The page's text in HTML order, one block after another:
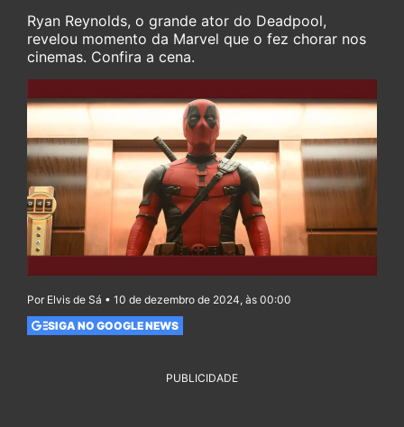
Ryan Reynolds, o grande ator do Deadpool,
revelou momento da Marvel que o fez chorar nos
cinemas. Confira a cena.
Por Elvis de Sá • 10 de dezembro de 2024, às 00:00
SIGA NO GOOGLE NEWS
PUBLICIDADE